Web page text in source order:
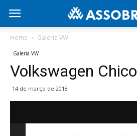
Home Galeria VW
Galeria VW
Volkswagen Chico
14 de março de 2018